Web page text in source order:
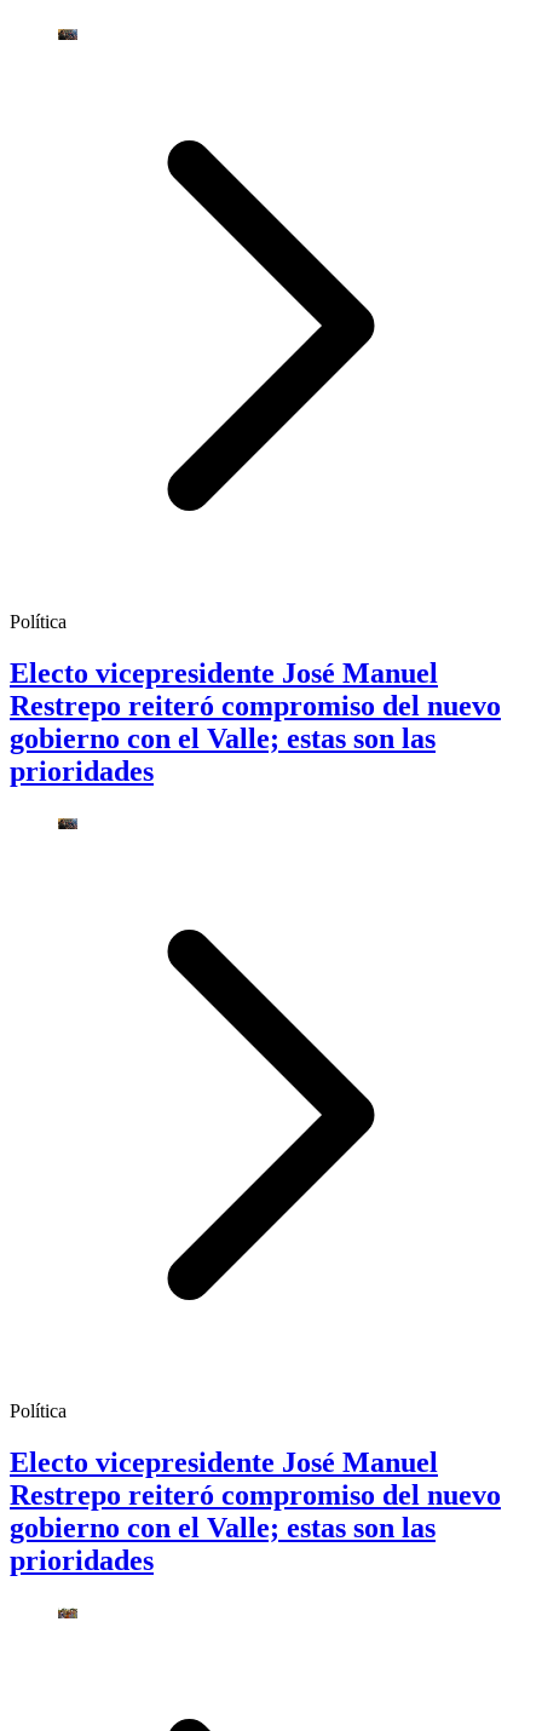
Política
Electo vicepresidente José Manuel
Restrepo reiteró compromiso del nuevo
gobierno con el Valle; estas son las
prioridades
Política
Electo vicepresidente José Manuel
Restrepo reiteró compromiso del nuevo
gobierno con el Valle; estas son las
prioridades